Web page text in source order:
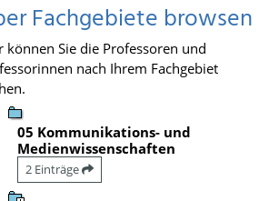
Fachgebiete browsen
können Sie die Professoren und
nach Ihrem Fachgebiet
05 Kommunikations- und
Medienwissenschaften
2 Einträge